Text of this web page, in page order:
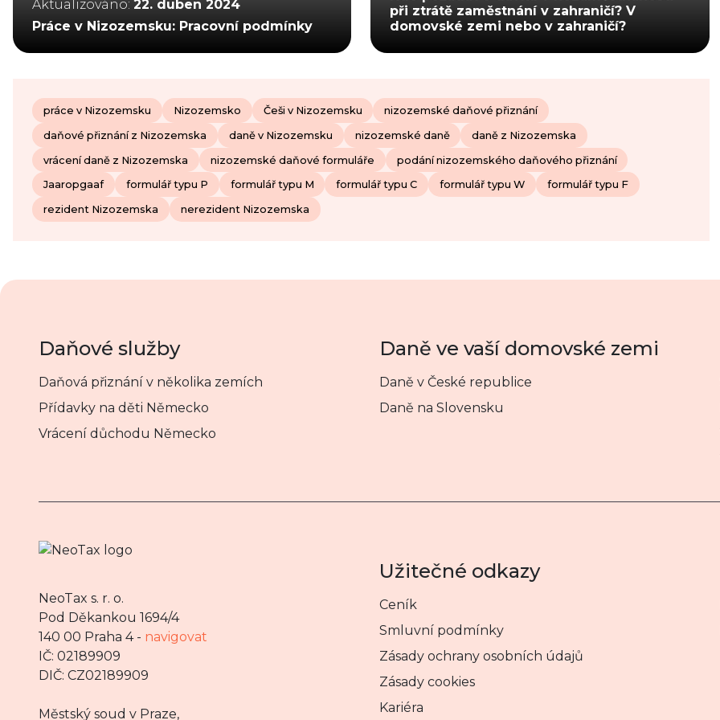
Aktualizováno: 22. duben 2024
Práce v Nizozemsku: Pracovní podmínky
při ztrátě zaměstnání v zahraničí? V
domovské zemi nebo v zahraničí?
práce v Nizozemsku Nizozemsko Češi v Nizozemsku nizozemské daňové přiznání
daňové přiznání z Nizozemska daně v Nizozemsku nizozemské daně daně z Nizozemska
vrácení daně z Nizozemska nizozemské daňové formuláře podání nizozemského daňového přiznání
Jaaropgaaf formulář typu P formulář typu M formulář typu C formulář typu W formulář typu F
rezident Nizozemska nerezident Nizozemska
Daňové služby
Daňová přiznání v několika zemích
Přídavky na děti Německo
Vrácení důchodu Německo
Daně ve vaší domovské zemi
Daně v České republice
Daně na Slovensku
NeoTax s. r. o.
Pod Děkankou 1694/4
140 00 Praha 4 - navigovat
IČ: 02189909
DIČ: CZ02189909
Městský soud v Praze,
Užitečné odkazy
Ceník
Smluvní podmínky
Zásady ochrany osobních údajů
Zásady cookies
Kariéra